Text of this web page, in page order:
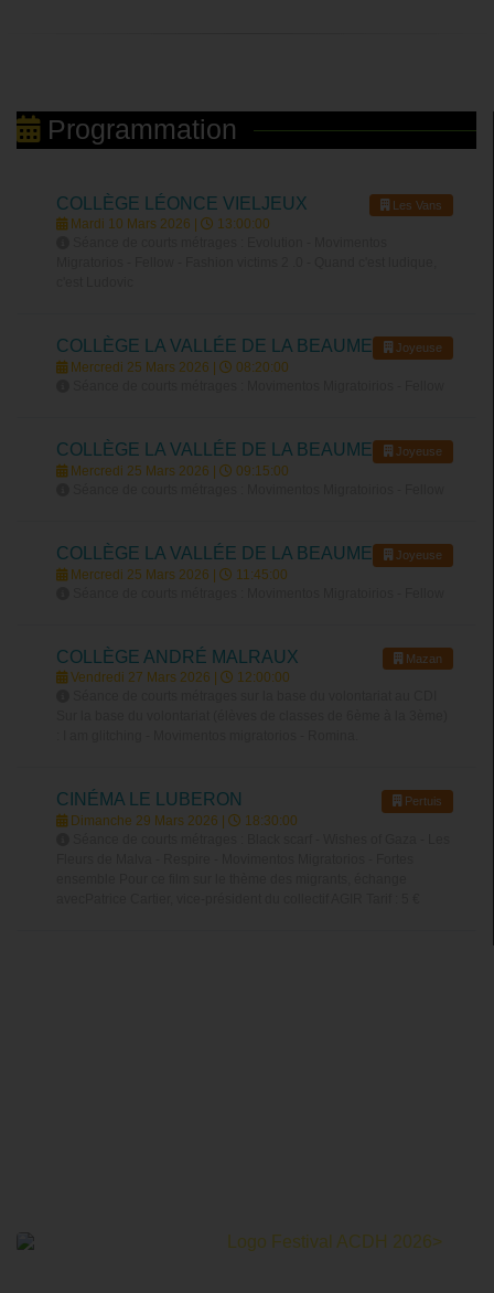
Programmation
COLLÈGE LÉONCE VIELJEUX Les Vans
Mardi 10 Mars 2026 |
13:00:00
COLLÈGE LA VALLÉE DE LA BEAUME Joyeuse
Mercredi 25 Mars 2026 |
08:20:00
COLLÈGE LA VALLÉE DE LA BEAUME Joyeuse
Mercredi 25 Mars 2026 |
09:15:00
COLLÈGE LA VALLÉE DE LA BEAUME Joyeuse
Mercredi 25 Mars 2026 |
11:45:00
COLLÈGE ANDRÉ MALRAUX Mazan
Vendredi 27 Mars 2026 |
12:00:00
CINÉMA LE LUBERON Pertuis
Dimanche 29 Mars 2026 |
18:30:00